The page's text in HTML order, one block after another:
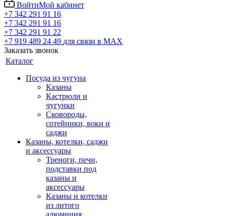
ВойтиМой кабинет
+7 342 291 91 16
+7 342 291 91 16
+7 342 291 91 22
+7 919 489 24 49 для связи в МАХ
Заказать звонок
Каталог
Посуда из чугуна
Казаны
Кастрюли и
чугунки
Сковороды,
сотейники, воки и
саджи
Казаны, котелки, саджи
и аксессуары
Треноги, печи,
подставки под
казаны и
аксессуары
Казаны и котелки
из литого
алюминия